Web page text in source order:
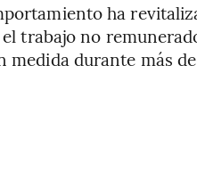
ha
trabajo no
medida durante más